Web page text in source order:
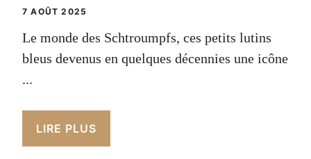
7 AOÛT 2025
Le monde des Schtroumpfs, ces petits lutins
bleus devenus en quelques décennies une icône
...
LIRE PLUS